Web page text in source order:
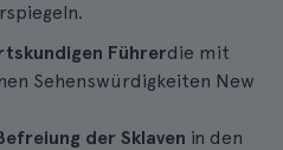
Führerdie mit
Sehenswürdigkeiten New
der Sklaven in den